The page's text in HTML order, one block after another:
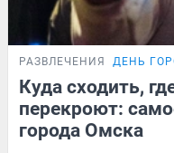
РАЗВЛЕЧЕНИЯ ДЕНЬ
Куда сходить,
перекроют:
города Омска